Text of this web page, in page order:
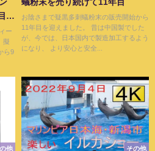
を
ー
擬
ら9
蟻粉末を売り続けて11年目
お陰さまで疑黒多刺蟻粉末の販売開始から
11年目を迎えました。 昔は中国製でした
が、今では、日本国内で製造加工するよう
になり、 より安心と安全...
他 その他